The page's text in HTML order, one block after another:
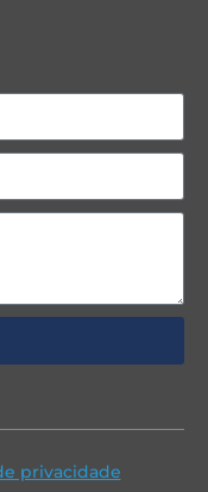
privacidade